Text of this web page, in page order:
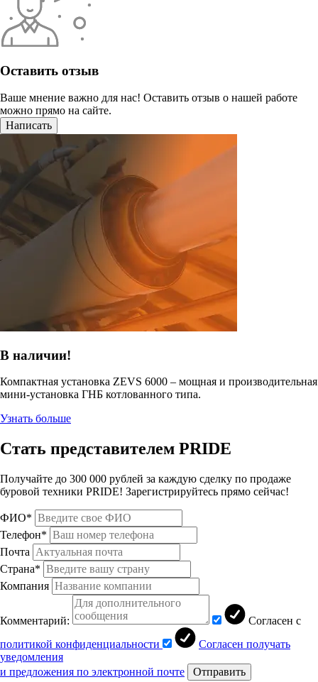
Оставить отзыв
Ваше мнение важно для нас! Оставить отзыв о нашей работе
можно прямо на сайте.
Написать
В наличии!
Компактная установка ZEVS 6000 – мощная и производительная
мини-установка ГНБ котлованного типа.
Узнать больше
Стать представителем PRIDE
Получайте до 300 000 рублей за каждую сделку по продаже
буровой техники PRIDE! Зарегистрируйтесь прямо сейчас!
ФИО*
Телефон*
Почта
Страна*
Компания
Комментарий:
Согласен с
политикой конфиденциальности
Согласен получать
уведомления
и предложения по электронной почте
Отправить